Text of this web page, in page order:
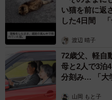
い猫を前に返
した4日間 「
渡辺 晴子
72歳父、軽自
母と2人で3泊
分刻み… 「大
山岡 もと子